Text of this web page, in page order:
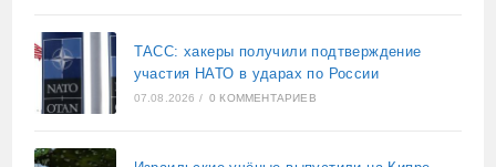
ТАСС: хакеры получили подтверждение
участия НАТО в ударах по России
07.08.2026 / 0 КОММЕНТАРИЕВ